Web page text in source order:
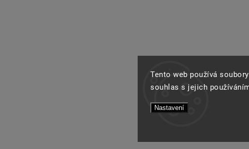
Tento web používá
souhlas s jejich
Nastavení